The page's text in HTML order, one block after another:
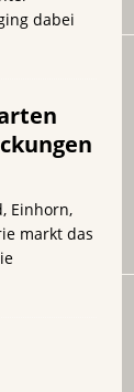
dabei
Einhorn,
markt das